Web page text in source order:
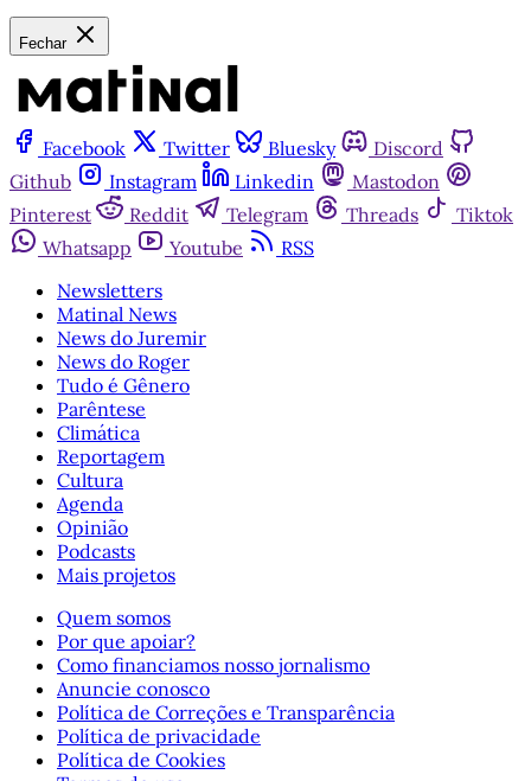
Fechar
Facebook Twitter Bluesky
Discord
Github
Instagram Linkedin
Mastodon
Pinterest
Reddit Telegram Threads
Tiktok
Whatsapp
Youtube
RSS
Newsletters
Matinal News
News do Juremir
News do Roger
Tudo é Gênero
Parêntese
Climática
Reportagem
Cultura
Agenda
Opinião
Podcasts
Mais projetos
Quem somos
Por que apoiar?
Como financiamos nosso jornalismo
Anuncie conosco
Política de Correções e Transparência
Política de privacidade
Política de Cookies